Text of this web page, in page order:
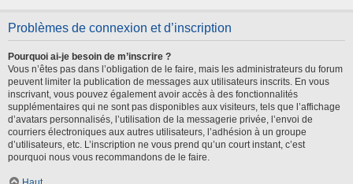
Problèmes de connexion et d’inscription
Pourquoi ai-je besoin de m’inscrire ?
Vous n’êtes pas dans l’obligation de le faire, mais les administrateurs du forum
peuvent limiter la publication de messages aux utilisateurs inscrits. En vous
inscrivant, vous pouvez également avoir accès à des fonctionnalités
supplémentaires qui ne sont pas disponibles aux visiteurs, tels que l’affichage
d’avatars personnalisés, l’utilisation de la messagerie privée, l’envoi de
courriers électroniques aux autres utilisateurs, l’adhésion à un groupe
d’utilisateurs, etc. L’inscription ne vous prend qu’un court instant, c’est
pourquoi nous vous recommandons de le faire.